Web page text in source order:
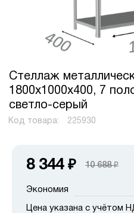
Стеллаж
1800х1000х400, 7
светло-серый
Код товара: 225930
8 344 ₽ 10 688₽
Экономия
Цена указана с учётом